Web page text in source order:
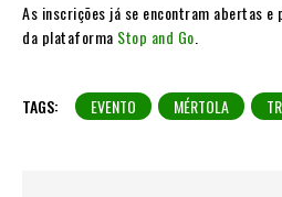
As inscrições já se encontram abertas
da plataforma Stop and Go
TAGS: EVENTO MÉRTOLA